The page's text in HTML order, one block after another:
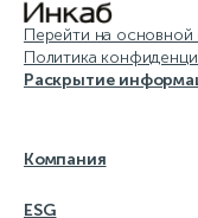
Перейти на основной
Политика
Раскрытие
Компания
ESG